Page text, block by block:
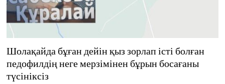
Шолақайда бұған дейін қыз зорлап істі болған
педофилдің неге мерзімінен бұрын босағаны
түсініксіз